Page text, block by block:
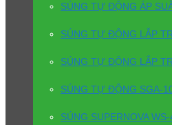
SÚNG TỰ ĐỘNG ÁP
SÚNG TỰ ĐỘNG LẮP
SÚNG TỰ ĐỘNG LẮP
SÚNG TỰ ĐỘNG SGA-
SÚNG SUPERNOVA